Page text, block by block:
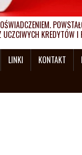
KREDYTÓW
LINKI KONTAKT